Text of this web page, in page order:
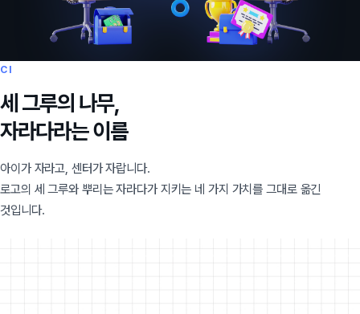
CI
세 그루의 나무,
자라다라는 이름
아이가 자라고, 센터가 자랍니다.
로고의 세 그루와 뿌리는 자라다가 지키는 네 가지 가치를 그대로 옮긴
것입니다.